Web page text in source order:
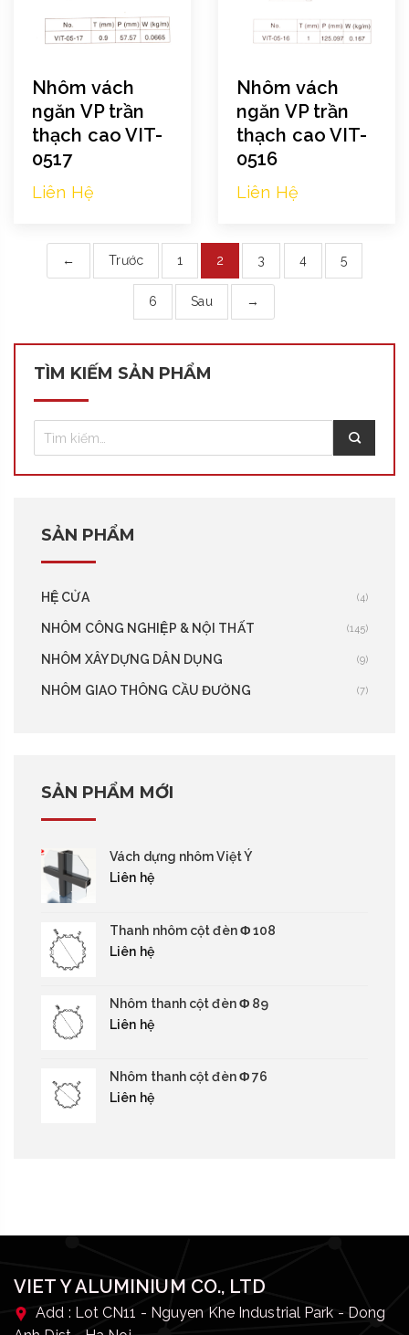
Nhôm vách
ngăn VP trần
thạch cao VIT-
0517
Liên Hệ
Nhôm vách
ngăn VP trần
thạch cao VIT-
0516
Liên Hệ
← Trước 1 2 3 4 5
6 Sau →
TÌM KIẾM SẢN PHẨM
SẢN PHẨM
HỆ CỬA (4)
NHÔM CÔNG NGHIỆP & NỘI THẤT (145)
NHÔM XÂY DỰNG DÂN DỤNG (9)
NHÔM GIAO THÔNG CẦU ĐƯỜNG (7)
SẢN PHẨM MỚI
Vách dựng nhôm Việt Ý
Liên hệ
Thanh nhôm cột đèn Φ 108
Liên hệ
Nhôm thanh cột đèn Φ 89
Liên hệ
Nhôm thanh cột đèn Φ 76
Liên hệ
VIET Y ALUMINIUM CO., LTD
Add : Lot CN11 - Nguyen Khe Industrial Park - Dong